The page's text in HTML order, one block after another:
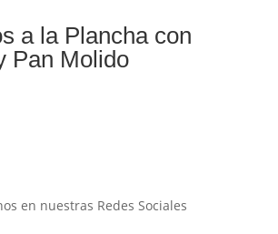
a la Plancha con
Pan Molido
en nuestras Redes Sociales